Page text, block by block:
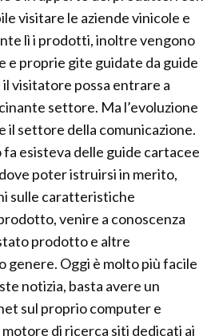
visitare le aziende vinicole e
lì i prodotti, inoltre vengono
e proprie gite guidate da guide
visitatore possa entrare a
settore. Ma l’evoluzione
il settore della comunicazione.
fa esisteva delle guide cartacee
poter istruirsi in merito,
sulle caratteristiche
venire a conoscenza
prodotto e altre
genere. Oggi è molto più facile
notizia, basta avere un
sul proprio computer e
di ricerca siti dedicati ai